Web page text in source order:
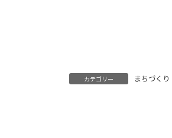
カテゴリー まちづくり